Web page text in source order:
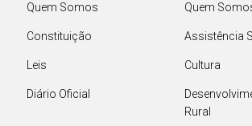
Quem Somos
Constituição
Leis
Diário Oficial
Quem
Assistência
Cultura
Rural